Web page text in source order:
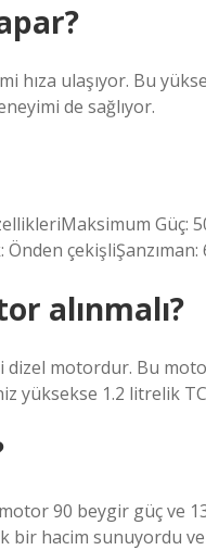
hıza ulaşıyor. Bu
de sağlıyor.
Güç:
alınmalı?
motordur. Bu
yüksekse 1.2 litrelik
90 beygir güç ve
bir hacim sunuyordu